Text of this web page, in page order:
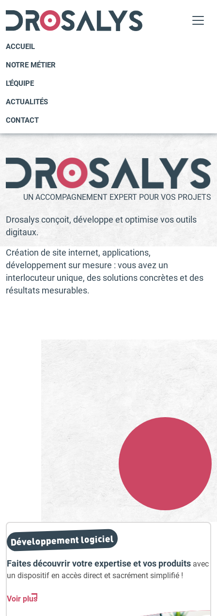
ACCUEIL
NOTRE MÉTIER
L'ÉQUIPE
ACTUALITÉS
CONTACT
UN ACCOMPAGNEMENT EXPERT POUR VOS PROJETS
Drosalys conçoit, développe et optimise vos outils
digitaux.
Création de site internet, applications,
développement sur mesure : vous avez un
interlocuteur unique, des solutions concrètes et des
résultats mesurables.
NOTRE MÉTIER
Développement logiciel
Faites découvrir votre expertise et vos produits avec
un dispositif en accès direct et sacrément simplifié !
Voir plus